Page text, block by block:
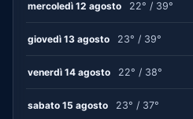
mercoledì 12 agosto 22° / 39°
giovedì 13 agosto 23° / 39°
venerdì 14 agosto 22° / 38°
sabato 15 agosto 23° / 37°